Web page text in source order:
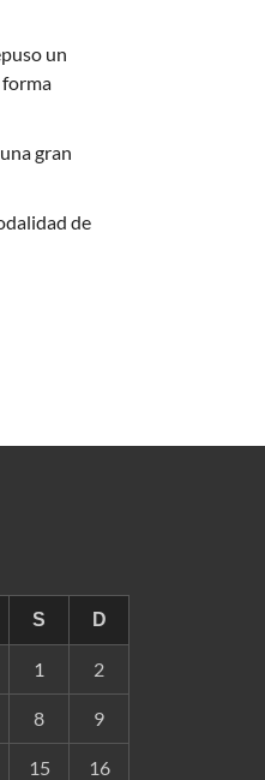
un
gran
de
S D
1 2
8 9
15 16